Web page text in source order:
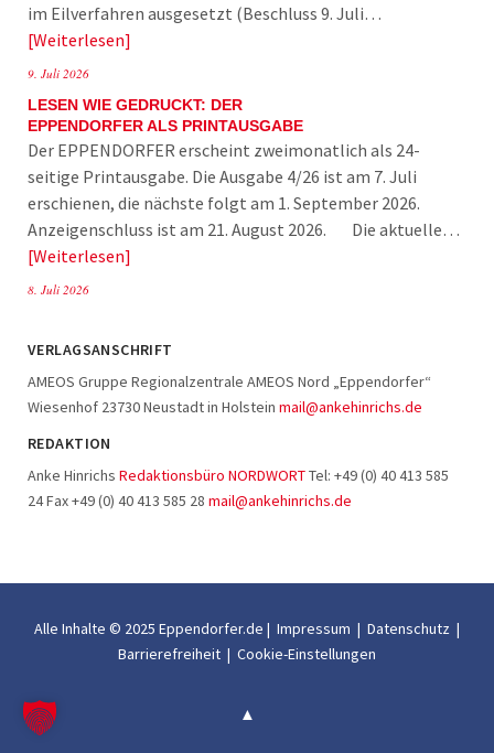
im Eilverfahren ausgesetzt (Beschluss 9. Juli…
Weiterlesen
9. Juli 2026
LESEN WIE GEDRUCKT: DER
EPPENDORFER ALS PRINTAUSGABE
Der EPPENDORFER erscheint zweimonatlich als 24-
seitige Printausgabe. Die Ausgabe 4/26 ist am 7. Juli
erschienen, die nächste folgt am 1. September 2026.
Anzeigenschluss ist am 21. August 2026. Die aktuelle…
Weiterlesen
8. Juli 2026
VERLAGSANSCHRIFT
AMEOS Gruppe Regionalzentrale AMEOS Nord „Eppendorfer“
Wiesenhof 23730 Neustadt in Holstein mail@ankehinrichs.de
REDAKTION
Anke Hinrichs Redaktionsbüro NORDWORTTel: +49 (0) 40 413 585
24 Fax +49 (0) 40 413 585 28 mail@ankehinrichs.de
Alle Inhalte © 2025 Eppendorfer.de | Impressum | Datenschutz |
Barrierefreiheit | Cookie-Einstellungen